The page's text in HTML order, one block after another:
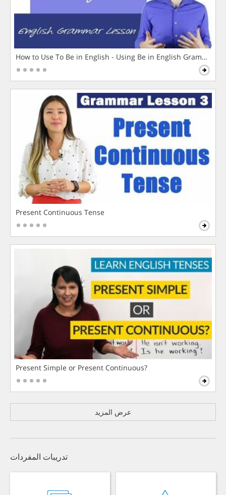
How to Use To Be in English - Using Be in English Grammar
Present Continuous Tense
Present Simple or Present Continuous?
عرض المزيد
تدريبات المفردات